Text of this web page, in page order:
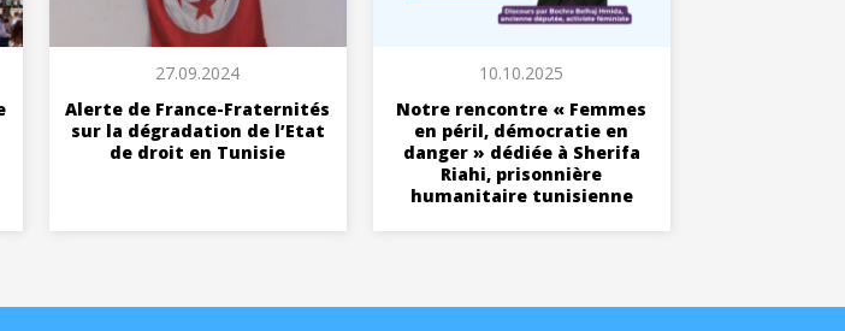
27.09.2024
Alerte de France-Fraternités
sur la dégradation de l’Etat
de droit en Tunisie
10.10.2025
Notre rencontre « Femmes
en péril, démocratie en
danger » dédiée à Sherifa
Riahi, prisonnière
humanitaire tunisienne